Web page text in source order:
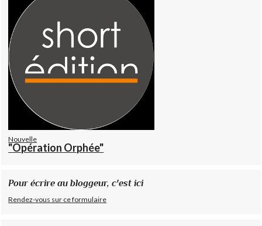
Nouvelle
"Opération Orphée"
Pour écrire au bloggeur, c'est ici
Rendez-vous sur ce formulaire